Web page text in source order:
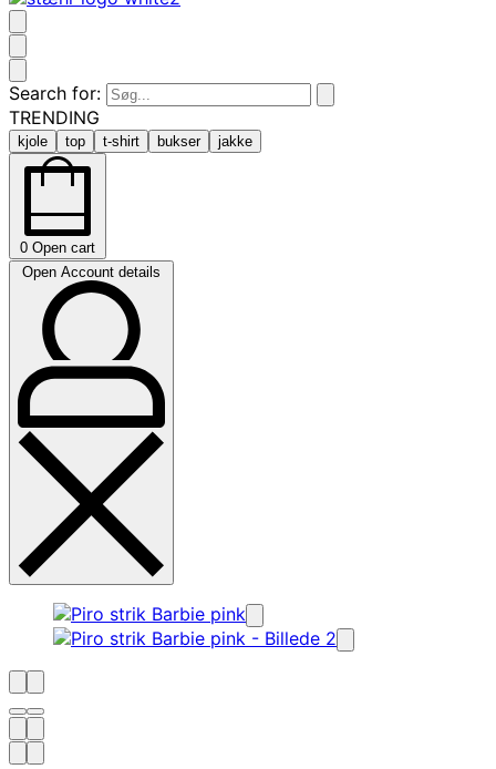
Search for:
TRENDING
kjole top t-shirt bukser jakke
0 Open cart
Open Account details